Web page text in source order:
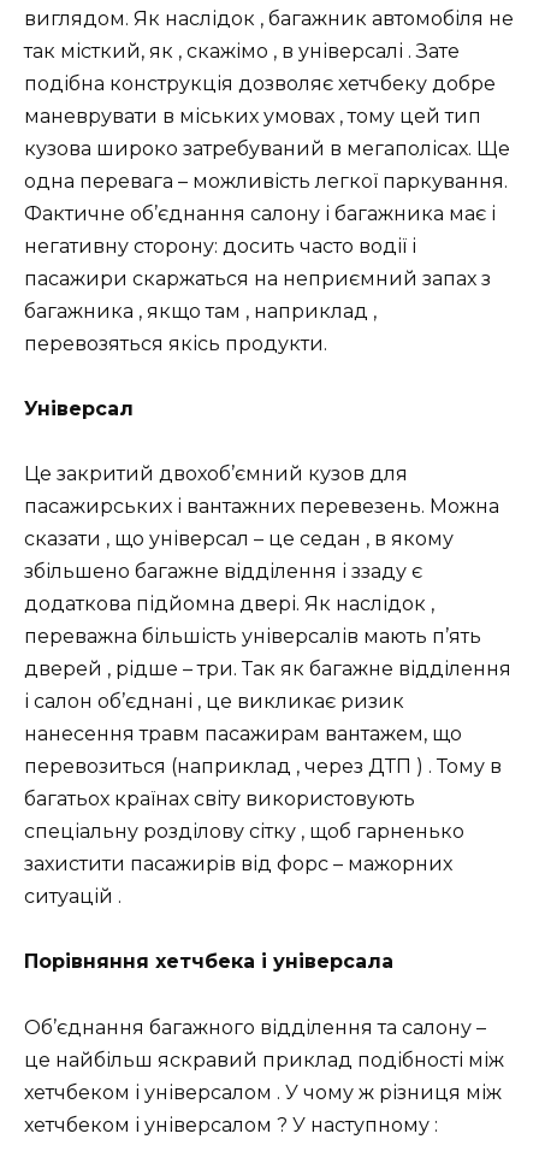
виглядом. Як наслідок , багажник автомобіля не
так місткий, як , скажімо , в універсалі . Зате
подібна конструкція дозволяє хетчбеку добре
маневрувати в міських умовах , тому цей тип
кузова широко затребуваний в мегаполісах. Ще
одна перевага – можливість легкої паркування.
Фактичне об’єднання салону і багажника має і
негативну сторону: досить часто водії і
пасажири скаржаться на неприємний запах з
багажника , якщо там , наприклад ,
перевозяться якісь продукти.
Універсал
Це закритий двохоб’ємний кузов для
пасажирських і вантажних перевезень. Можна
сказати , що універсал – це седан , в якому
збільшено багажне відділення і ззаду є
додаткова підйомна двері. Як наслідок ,
переважна більшість універсалів мають п’ять
дверей , рідше – три. Так як багажне відділення
і салон об’єднані , це викликає ризик
нанесення травм пасажирам вантажем, що
перевозиться (наприклад , через ДТП ) . Тому в
багатьох країнах світу використовують
спеціальну розділову сітку , щоб гарненько
захистити пасажирів від форс – мажорних
ситуацій .
Порівняння хетчбека і універсала
Об’єднання багажного відділення та салону –
це найбільш яскравий приклад подібності між
хетчбеком і універсалом . У чому ж різниця між
хетчбеком і універсалом ? У наступному :